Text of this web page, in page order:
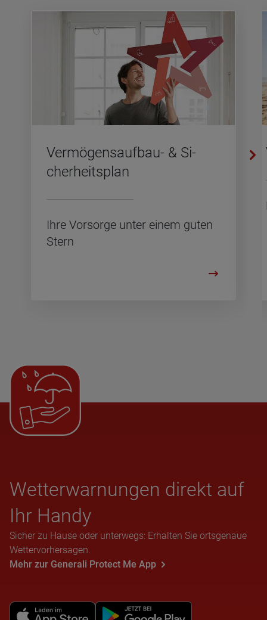
Ver­mö­gens­auf­bau- & Si­
cher­heits­plan
Ihre Vor­sor­ge unter einem guten
Stern
Wet­ter­war­nun­gen direkt auf
Ihr Handy
Sicher zu Hause oder unterwegs: Erhalten Sie ortsgenaue
Wettervorhersagen.
Mehr zur Generali Protect Me App